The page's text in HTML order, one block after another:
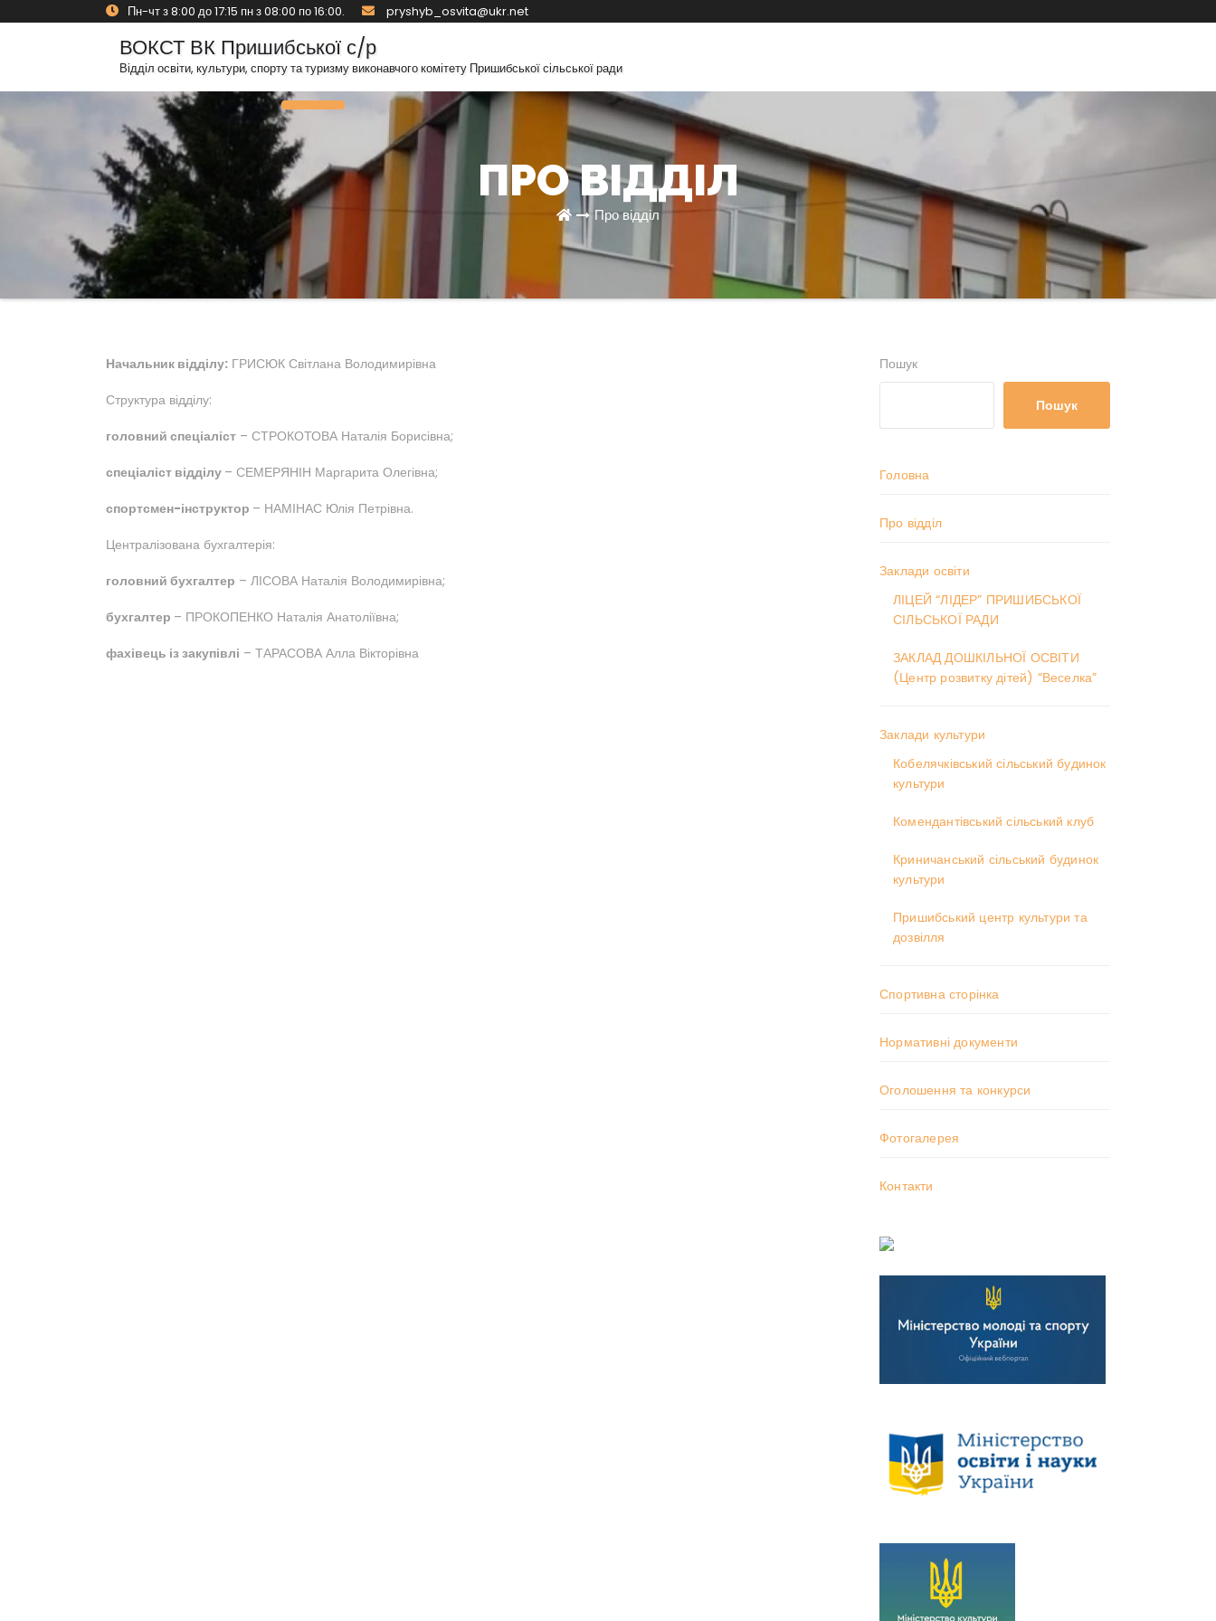
Пн-чт з 8:00 до 17:15 пн з 08:00 по 16:00. pryshyb_osvita@ukr.net
ВОКСТ ВК Пришибської с/р
Відділ освіти, культури, спорту та туризму виконавчого комітету Пришибської сільської ради
Toggle Navigation
ПРО ВІДДІЛ
Про відділ
Начальник відділу: ГРИСЮК Світлана Володимирівна
Структура відділу:
головний спеціаліст – СТРОКОТОВА Наталія Борисівна;
спеціаліст відділу – СЕМЕРЯНІН Маргарита Олегівна;
спортсмен-інструктор – НАМІНАС Юлія Петрівна.
Централізована бухгалтерія:
головний бухгалтер – ЛІСОВА Наталія Володимирівна;
бухгалтер – ПРОКОПЕНКО Наталія Анатоліївна;
фахівець із закупівлі – ТАРАСОВА Алла Вікторівна
Пошук
Пошук
Головна
Про відділ
Заклади освіти
ЛІЦЕЙ “ЛІДЕР” ПРИШИБСЬКОЇ
СІЛЬСЬКОЇ РАДИ
ЗАКЛАД ДОШКІЛЬНОЇ ОСВІТИ
(Центр розвитку дітей) “Веселка”
Заклади культури
Кобелячківський сільський будинок
культури
Комендантівський сільський клуб
Криничанський сільський будинок
культури
Пришибський центр культури та
дозвілля
Спортивна сторінка
Нормативні документи
Оголошення та конкурси
Фотогалерея
Контакти